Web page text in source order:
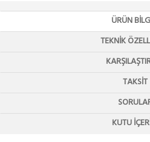
ÜRÜN
TEKNIK
TAKSIT
KUTU